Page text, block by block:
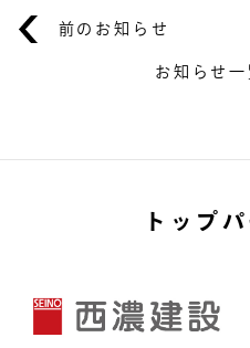
前のお知らせ
お知らせ一
トップ